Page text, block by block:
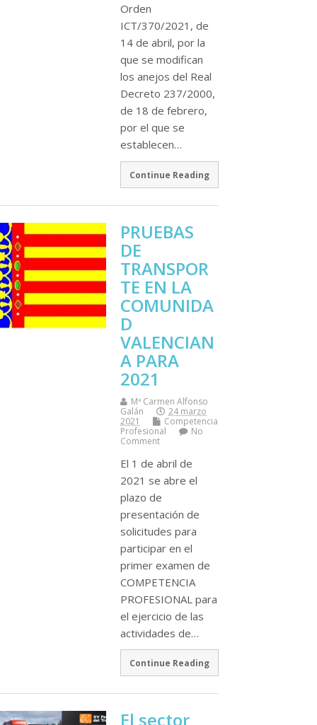
Orden
ICT/370/2021, de
14 de abril, por la
que se modifican
los anejos del Real
Decreto 237/2000,
de 18 de febrero,
por el que se
establecen…
Continue Reading
PRUEBAS
DE
TRANSPOR
TE EN LA
COMUNIDA
D
VALENCIAN
A PARA
2021
Mª Carmen Alfonso
Galán
24 marzo
2021
Competencia
Profesional
No
Comment
El 1 de abril de
2021 se abre el
plazo de
presentación de
solicitudes para
participar en el
primer examen de
COMPETENCIA
PROFESIONAL para
el ejercicio de las
actividades de…
Continue Reading
El sector